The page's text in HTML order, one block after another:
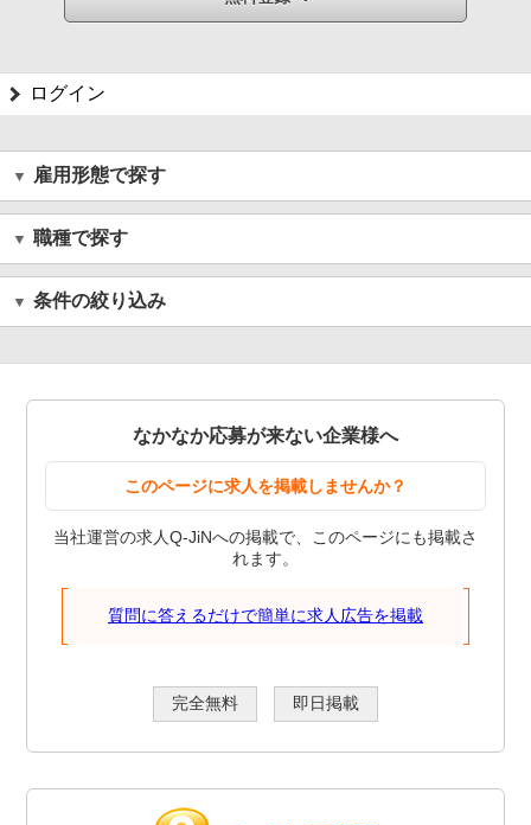
ログイン
雇用形態で探す
職種で探す
条件の絞り込み
なかなか応募が来ない企業様へ
このページに求人を掲載しませんか？
当社運営の求人Q-JiNへの掲載で、このページにも掲載さ
れます。
質問に答えるだけで簡単に求人広告を掲載
完全無料 即日掲載